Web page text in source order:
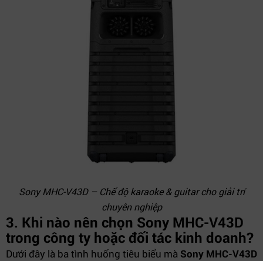
Sony MHC-V43D – Chế độ karaoke & guitar cho giải trí
chuyên nghiệp
3. Khi nào nên chọn Sony MHC-V43D
trong công ty hoặc đối tác kinh doanh?
Dưới đây là ba tình huống tiêu biểu mà Sony MHC-V43D